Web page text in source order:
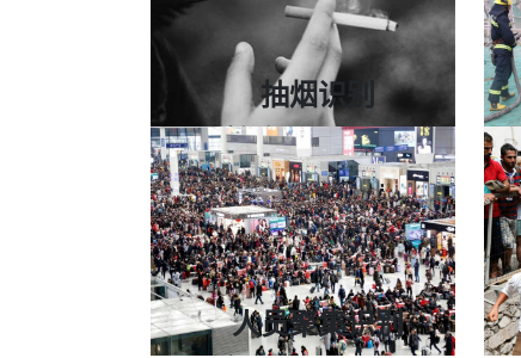
抽烟识别
准确率超过95%+
可以通过监测场所内的烟雾情况
适用公共场所中，如酒店、餐厅等
人员聚集识别